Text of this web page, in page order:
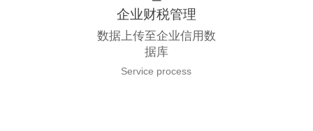
企业财税管理
数据上传至企业信用数
据库
Service process